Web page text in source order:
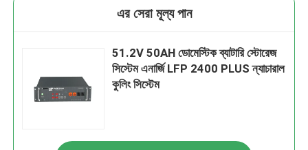
এর সেরা মূল্য পান
51.2V 50AH ডোমেস্টিক ব্যাটারি স্টোরেজ
সিস্টেম এনার্জি LFP 2400 PLUS ন্যাচারাল
কুলিং সিস্টেম